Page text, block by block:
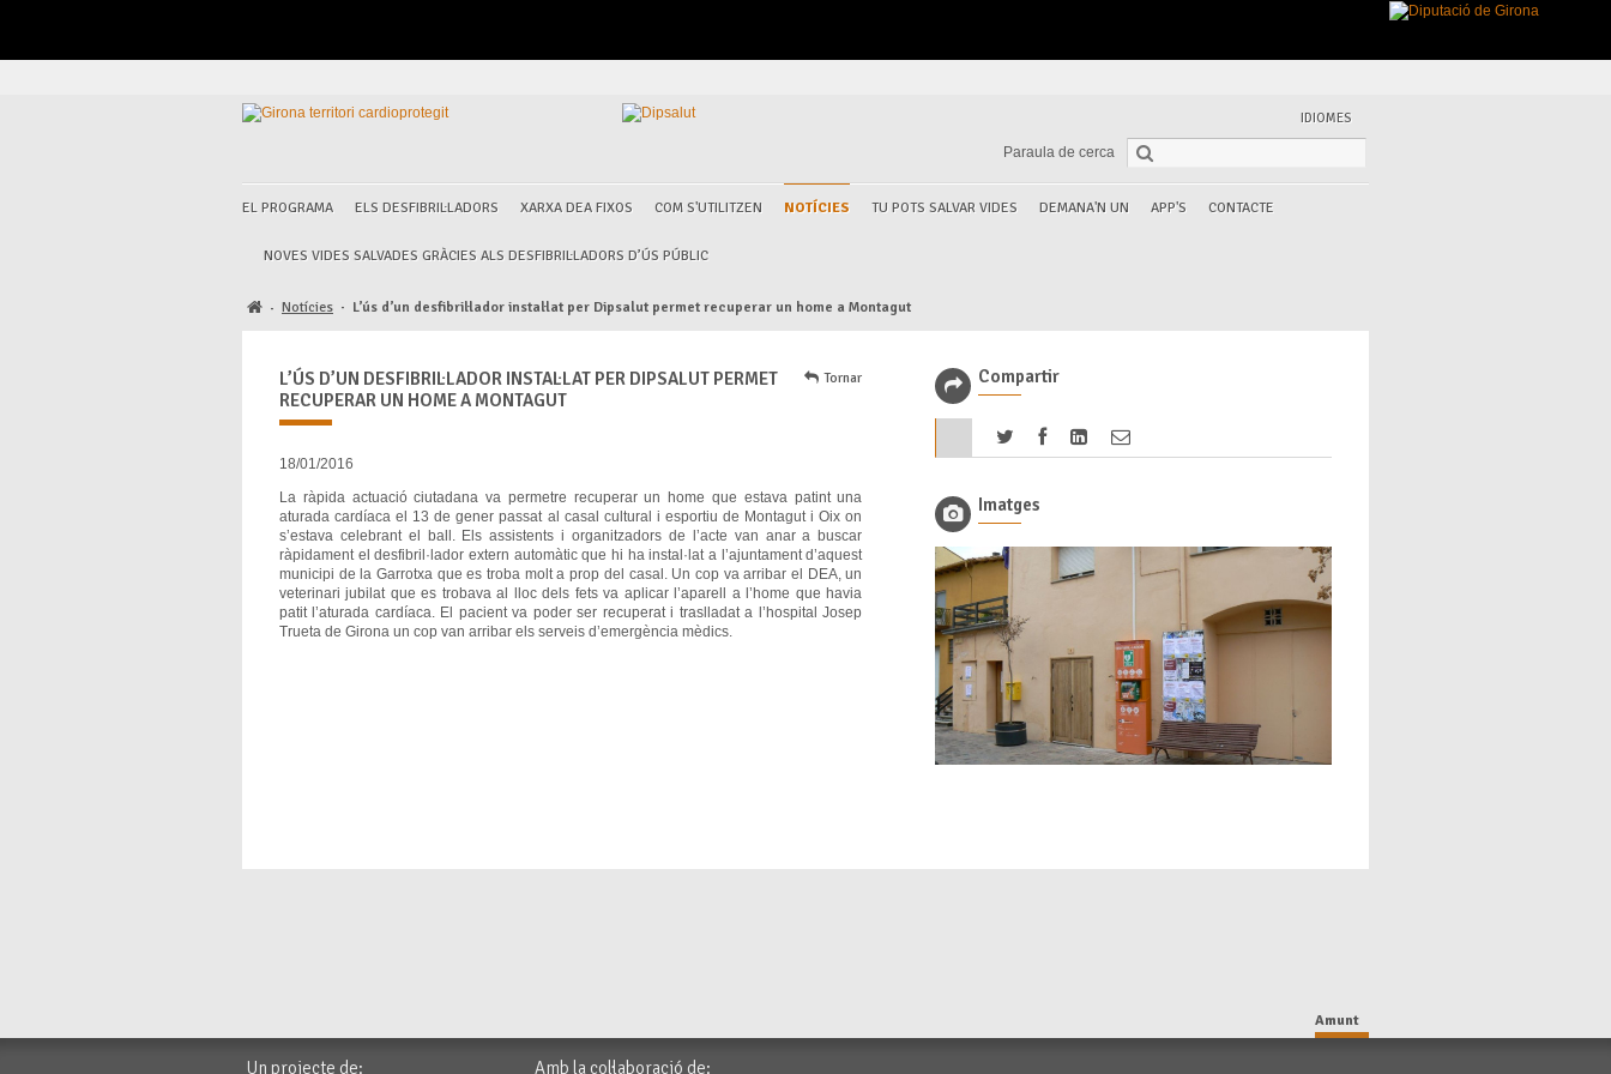
IDIOMES
Paraula de cerca
EL PROGRAMA ELS DESFIBRIL·LADORS XARXA DEA FIXOS COM S'UTILITZEN NOTÍCIES TU POTS SALVAR VIDES DEMANA'N UN APP'S CONTACTE
NOVES VIDES SALVADES GRÀCIES ALS DESFIBRIL·LADORS D’ÚS PÚBLIC
· Notícies · L’ús d’un desfibril·lador instal·lat per Dipsalut permet recuperar un home a Montagut
L’ÚS D’UN DESFIBRIL·LADOR INSTAL·LAT PER DIPSALUT PERMET
RECUPERAR UN HOME A MONTAGUT
Tornar
18/01/2016
La ràpida actuació ciutadana va permetre recuperar un home que estava patint una
aturada cardíaca el 13 de gener passat al casal cultural i esportiu de Montagut i Oix on
s’estava celebrant el ball. Els assistents i organitzadors de l’acte van anar a buscar
ràpidament el desfibril·lador extern automàtic que hi ha instal·lat a l’ajuntament d’aquest
municipi de la Garrotxa que es troba molt a prop del casal. Un cop va arribar el DEA, un
veterinari jubilat que es trobava al lloc dels fets va aplicar l’aparell a l’home que havia
patit l’aturada cardíaca. El pacient va poder ser recuperat i traslladat a l’hospital Josep
Trueta de Girona un cop van arribar els serveis d’emergència mèdics.
Compartir
Imatges
Amunt
Un projecte de: Amb la col·laboració de: